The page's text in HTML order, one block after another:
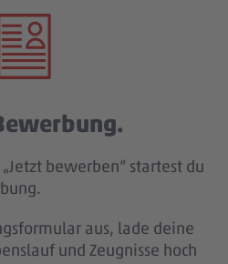
bewerben“ startest du
aus, lade deine
und Zeugnisse hoch